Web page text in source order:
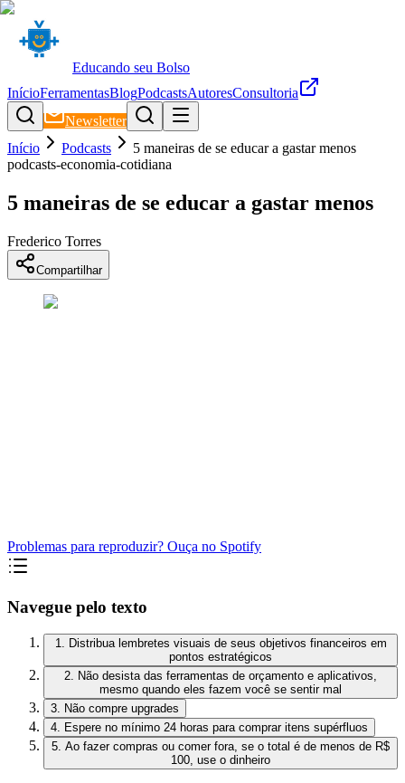
Educando seu Bolso
InícioFerramentasBlogPodcastsAutoresConsultoria
Newsletter
Início
Podcasts
5 maneiras de se educar a gastar menos
podcasts-economia-cotidiana
5 maneiras de se educar a gastar menos
Frederico Torres
Compartilhar
Problemas para reproduzir? Ouça no Spotify
Navegue pelo texto
1. Distribua lembretes visuais de seus objetivos financeiros em
pontos estratégicos
2. Não desista das ferramentas de orçamento e aplicativos,
mesmo quando eles fazem você se sentir mal
3. Não compre upgrades
4. Espere no mínimo 24 horas para comprar itens supérfluos
5. Ao fazer compras ou comer fora, se o total é de menos de R$
100, use o dinheiro